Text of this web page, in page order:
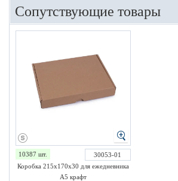
Сопутствующие товары
10387 шт.
30053-01
Коробка 215х170х30 для ежедневника
А5 крафт